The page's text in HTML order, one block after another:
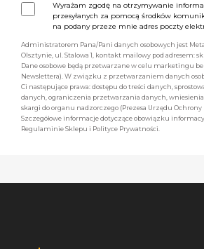
Wyrażam zgodę na otrzymywanie
przesyłanych za pomocą środków
na podany przeze mnie adres poczty
Administratorem Pana/Pani danych osobowych jest
Olsztynie, ul. Stalowa 1, kontakt mailowy pod adresem:
Dane osobowe będą przetwarzane w celu marketingu
Newslettera). W związku z przetwarzaniem danych
Ci następujące prawa: dostępu do treści danych,
danych, ograniczenia przetwarzania danych,
skargi do organu nadzorczego (Prezesa Urzędu Ochrony
Szczegółowe informacje dotyczące obowiązku
Regulaminie Sklepu i Polityce Prywatności.